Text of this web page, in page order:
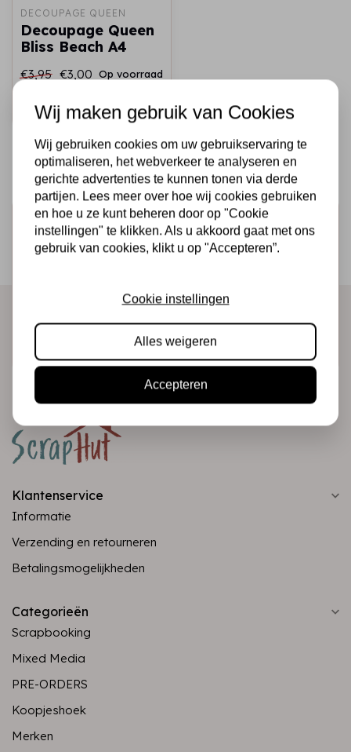
DECOUPAGE QUEEN
Decoupage Queen
Bliss Beach A4
€3,95 €3,00 Op voorraad
Snel toevoegen
Schrijf je in voor de nieuwsbrief
Ontvang als eerste onze actie en nieuwe producten
Klantenservice
Informatie
Verzending en retourneren
Betalingsmogelijkheden
Categorieën
Scrapbooking
Mixed Media
PRE-ORDERS
Koopjeshoek
Merken
Wij maken gebruik van Cookies
Wij gebruiken cookies om uw gebruikservaring te
optimaliseren, het webverkeer te analyseren en
gerichte advertenties te kunnen tonen via derde
partijen. Lees meer over hoe wij cookies gebruiken
en hoe u ze kunt beheren door op "Cookie
instellingen" te klikken. Als u akkoord gaat met ons
gebruik van cookies, klikt u op "Accepteren”.
Cookie instellingen
Alles weigeren
Accepteren